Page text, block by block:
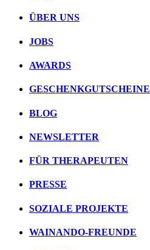
ÜBER UNS
JOBS
AWARDS
GESCHENKGUTSCHEINE
BLOG
NEWSLETTER
FÜR THERAPEUTEN
PRESSE
SOZIALE PROJEKTE
WAINANDO-FREUNDE